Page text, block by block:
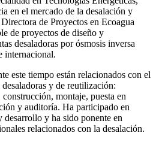
en el mercado de la desalación y
de Proyectos en Ecoagua
de proyectos de diseño y
desaladoras por ósmosis inversa
internacional.
este tiempo están relacionados con el
y de reutilización:
montaje, puesta en
y auditoría. Ha participado en
y ha sido ponente en
relacionados con la desalación.